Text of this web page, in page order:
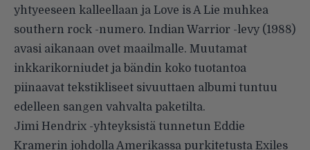
yhtyeeseen kalleellaan ja Love is A Lie muhkea
southern rock -numero. Indian Warrior -levy (1988)
avasi aikanaan ovet maailmalle. Muutamat
inkkarikorniudet ja bändin koko tuotantoa
piinaavat tekstikliseet sivuuttaen albumi tuntuu
edelleen sangen vahvalta paketilta.
Jimi Hendrix -yhteyksistä tunnetun Eddie
Kramerin johdolla Amerikassa purkitetusta Exiles